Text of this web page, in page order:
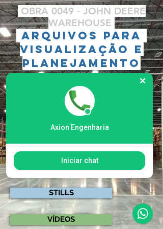
OBRA 0049 - JOHN DEERE
WAREHOUSE
ARQUIVOS PARA
VISUALIZAÇÃO E
PLANEJAMENTO
PANORAMAS
STILLS
VÍDEOS
Axion Engenharia
Iniciar chat